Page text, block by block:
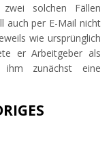
solchen Fällen
auch per E-Mail nicht
wie ursprünglich
er Arbeitgeber als
ihm zunächst eine